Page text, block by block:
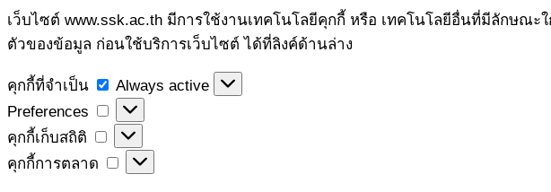
เว็บไซต์ www.ssk.ac.th มีการใช้งานเทคโนโลยีคุกกี้ หรือ เทคโนโลยีอื่นที่มีลักษณ
ตัวของข้อมูล ก่อนใช้บริการเว็บไซต์ ได้ที่ลิงค์ด้านล่าง
คุกกี้ที่จำเป็น
คุกกี้
ที่
จำเป็น
Always active
Preferences
Preferences
คุกกี้เก็บสถิติ
คุกกี้
เก็บ
คุกกี้การตลาด
คุกกี้